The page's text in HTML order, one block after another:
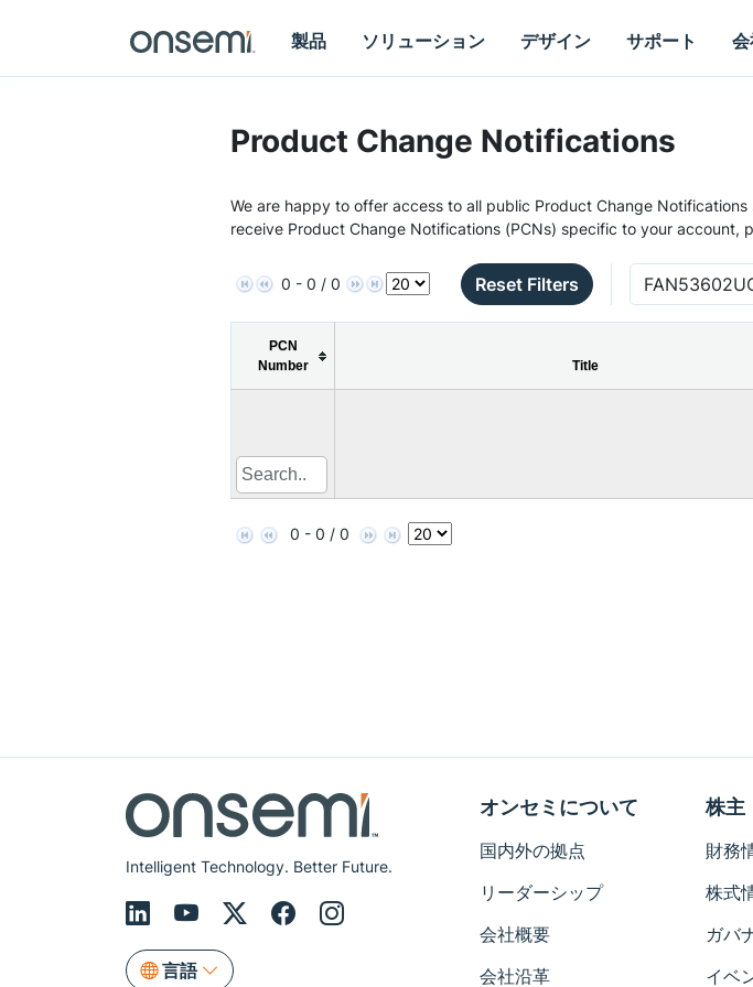
製品 ソリューション デザイン サポート
Product Change Notifications
We are happy to offer access to all public Product Change
receive Product Change Notifications (PCNs) specific to your account,
0 - 0 / 0 Reset Filters
PCN
Number
Title
0 - 0 / 0
Intelligent Technology. Better Future.
言語
オンセミについて
国内外の拠点
リーダーシップ
会社概要
会社沿革
株主
財務
株式
ガバ
イベ